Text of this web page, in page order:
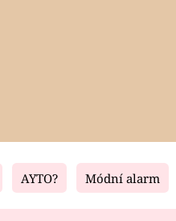
Living
AYTO? Módní alarm